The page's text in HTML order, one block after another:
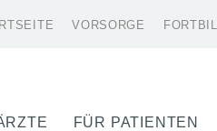
VORSORGE
FÜR PATIENTEN